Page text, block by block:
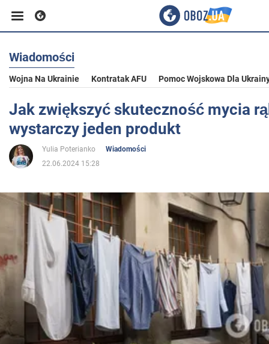
Biznes
Sport
Rozrywka
Polityka
Społeczeństwo
Wojna na Ukrainie
Świat
Wiadomości
Wojna Na Ukrainie Kontratak AFU Pomoc Wojskowa Dla
Jak zwiększyć skuteczność mycia
wystarczy jeden produkt
Yulia Poterianko
Wiadomości
22.06.2024 15:28